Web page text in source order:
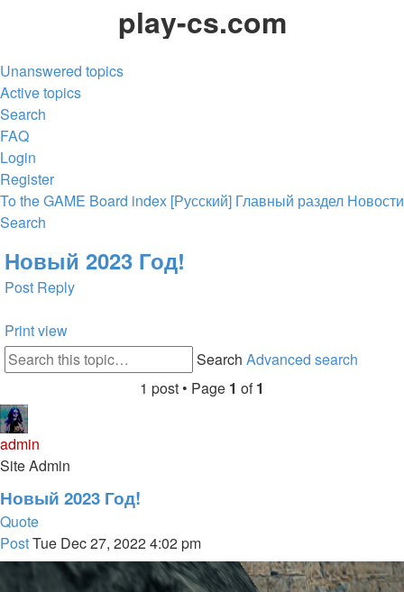
play-cs.com
Unanswered topics
Active topics
Search
FAQ
Login
Register
To the GAME Board index [Русский] Главный раздел Новости
Search
Новый 2023 Год!
Post Reply
Print view
Search Advanced search
1 post • Page 1 of1
admin
Site Admin
Новый 2023 Год!
Quote
PostTue Dec 27, 2022 4:02 pm